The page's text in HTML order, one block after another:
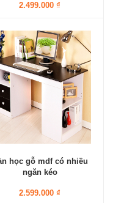
2.499.000 ₫
học gỗ mdf có nhiều
ngăn kéo
2.599.000 ₫